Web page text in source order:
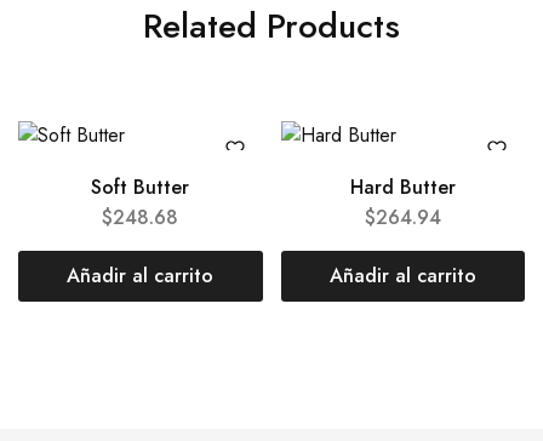
Related Products
Soft Butter
$248.68
Añadir al carrito
Hard Butter
$264.94
Añadir al carrito